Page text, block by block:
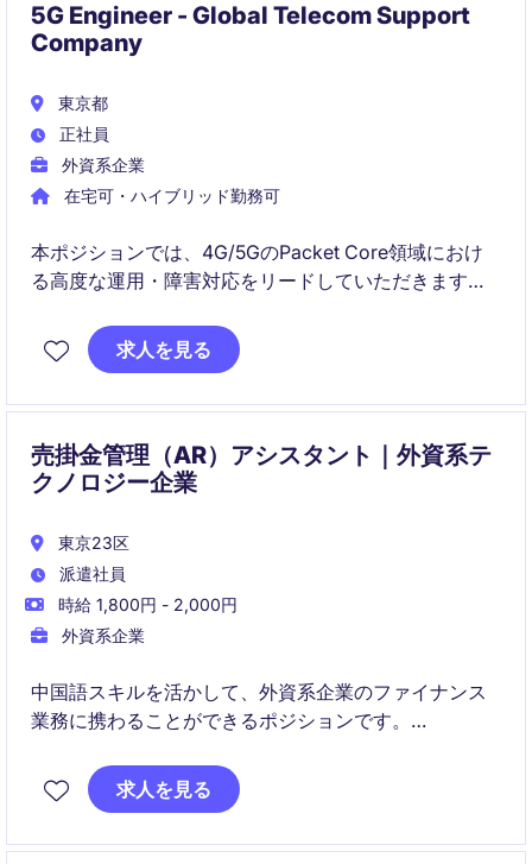
5G Engineer - Global Telecom Support
Company
東京都
正社員
外資系企業
在宅可・ハイブリッド勤務可
本ポジションでは、4G/5GのPacket Core領域におけ
る高度な運用・障害対応をリードしていただきます。
ログ解析やRCA、変更管理までを一貫して担い、ネッ
トワークの安定性と性能向上に貢献します。
求人を見る
売掛金管理（AR）アシスタント｜外資系テ
クノロジー企業
東京23区
派遣社員
時給 1,800円 - 2,000円
外資系企業
中国語スキルを活かして、外資系企業のファイナンス
業務に携わることができるポジションです。
がらキャリアアップを目指せます。
求人を見る